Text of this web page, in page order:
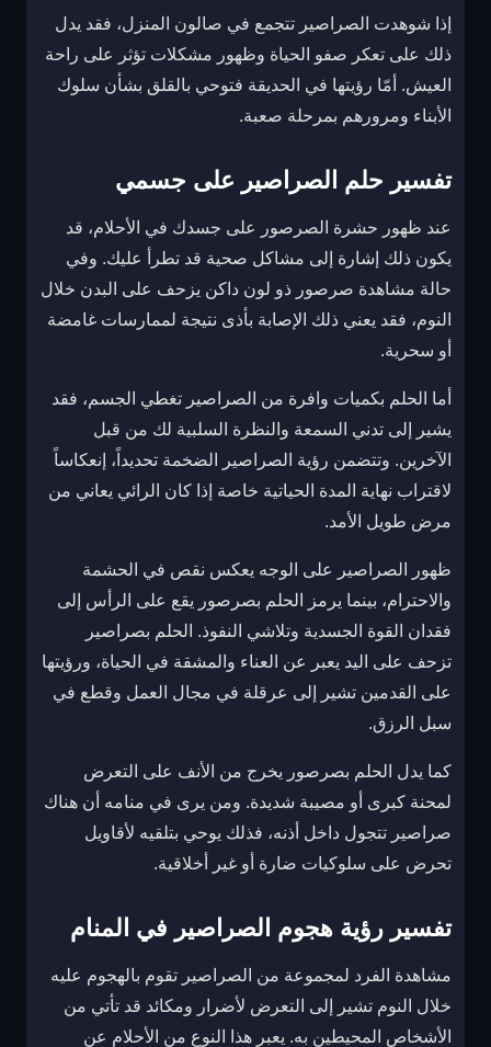
إذا شوهدت الصراصير تتجمع في صالون المنزل، فقد يدل
ذلك على تعكر صفو الحياة وظهور مشكلات تؤثر على راحة
العيش. أمّا رؤيتها في الحديقة فتوحي بالقلق بشأن سلوك
الأبناء ومرورهم بمرحلة صعبة.
تفسير حلم الصراصير على جسمي
عند ظهور حشرة الصرصور على جسدك في الأحلام، قد
يكون ذلك إشارة إلى مشاكل صحية قد تطرأ عليك. وفي
حالة مشاهدة صرصور ذو لون داكن يزحف على البدن خلال
النوم، فقد يعني ذلك الإصابة بأذى نتيجة لممارسات غامضة
أو سحرية.
أما الحلم بكميات وافرة من الصراصير تغطي الجسم، فقد
يشير إلى تدني السمعة والنظرة السلبية لك من قبل
الآخرين. وتتضمن رؤية الصراصير الضخمة تحديداً، إنعكاساً
لاقتراب نهاية المدة الحياتية خاصة إذا كان الرائي يعاني من
مرض طويل الأمد.
ظهور الصراصير على الوجه يعكس نقص في الحشمة
والاحترام، بينما يرمز الحلم بصرصور يقع على الرأس إلى
فقدان القوة الجسدية وتلاشي النفوذ. الحلم بصراصير
تزحف على اليد يعبر عن العناء والمشقة في الحياة، ورؤيتها
على القدمين تشير إلى عرقلة في مجال العمل وقطع في
سبل الرزق.
كما يدل الحلم بصرصور يخرج من الأنف على التعرض
لمحنة كبرى أو مصيبة شديدة. ومن يرى في منامه أن هناك
صراصير تتجول داخل أذنه، فذلك يوحي بتلقيه لأقاويل
تحرض على سلوكيات ضارة أو غير أخلاقية.
تفسير رؤية هجوم الصراصير في المنام
مشاهدة الفرد لمجموعة من الصراصير تقوم بالهجوم عليه
خلال النوم تشير إلى التعرض لأضرار ومكائد قد تأتي من
الأشخاص المحيطين به. يعبر هذا النوع من الأحلام عن